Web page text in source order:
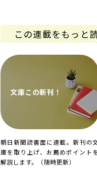
この連載をもっと
文庫この新刊！
朝日新聞読書面に連載。新刊の
庫を取り上げ、お薦めポイント
解説します。（随時更新）